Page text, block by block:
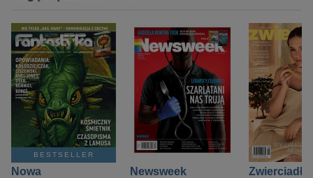
BESTSELLER
Nowa
Newsweek
Zwierciadło